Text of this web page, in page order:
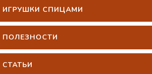
ИГРУШКИ СПИЦАМИ
ПОЛЕЗНОСТИ
СТАТЬИ